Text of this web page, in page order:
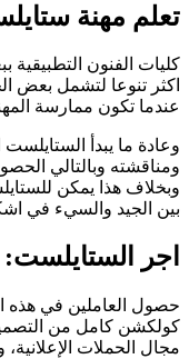
تعلم مهنة
كليات الفنون
اكثر تنوعا لتشمل بعض
عندما تكون ممارسة
وعادة ما يبدأ
ومناقشته وبالتالي
وبخلاف هذا يمكن
بين الجيد والسيء في
اجر الستايلست:
حصول العاملين في هذه
كولكشن كامل من
مجال الحملات الإعلانية،